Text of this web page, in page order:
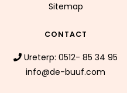
Sitemap
CONTACT
Ureterp: 0512- 85 34 95
info@de-buuf.com